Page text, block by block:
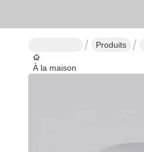
À la maison
Produits